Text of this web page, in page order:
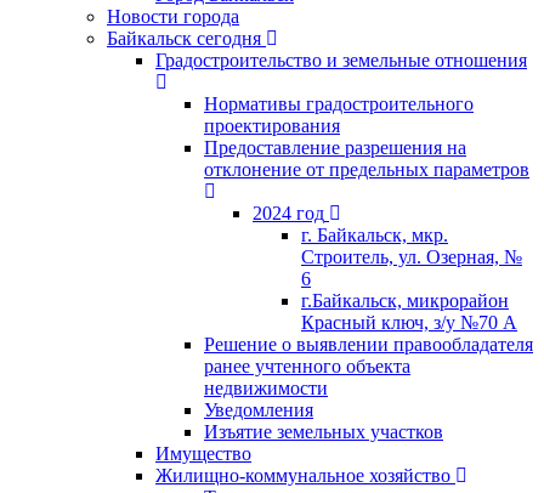
Новости города
Байкальск сегодня
Градостроительство и земельные отношения
Нормативы градостроительного
проектирования
Предоставление разрешения на
отклонение от предельных параметров
2024 год
г. Байкальск, мкр.
Строитель, ул. Озерная, №
6
г.Байкальск, микрорайон
Красный ключ, з/у №70 А
Решение о выявлении правообладателя
ранее учтенного объекта
недвижимости
Уведомления
Изъятие земельных участков
Имущество
Жилищно-коммунальное хозяйство